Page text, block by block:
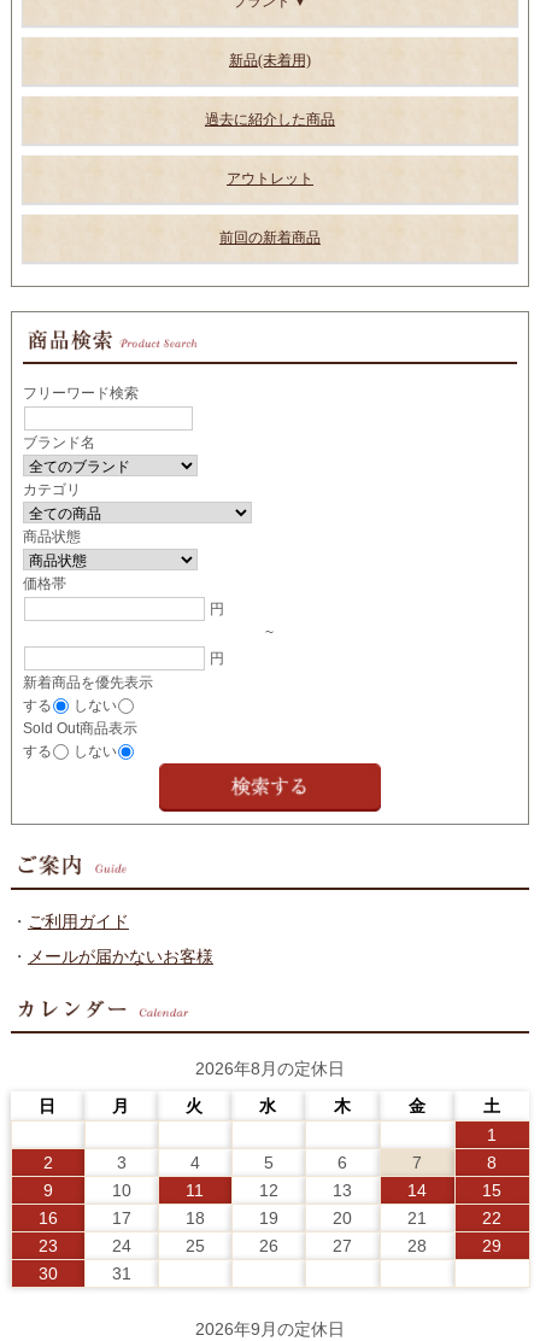
新品(未着用)
過去に紹介した商品
アウトレット
前回の新着商品
フリーワード検索
ブランド名
カテゴリ
商品状態
価格帯
円
~
円
新着商品を優先表示
する
しない
Sold Out商品表示
する
しない
・ ご利用ガイド
・ メールが届かないお客様
2026年8月の定休日
日
月 火 水 木 金
土
1
2
3 4 5 6 7
8
9
10 11 12 13 14
15
16
17 18 19 20 21
22
23
24 25 26 27 28
29
30
31
2026年9月の定休日